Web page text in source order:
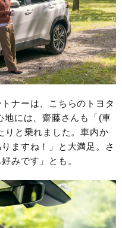
ナーは、こちらのトヨタ
地には、齋藤さんも「(車
りと乗れました。車内か
ますね！」と大満足。さ
みです」とも。